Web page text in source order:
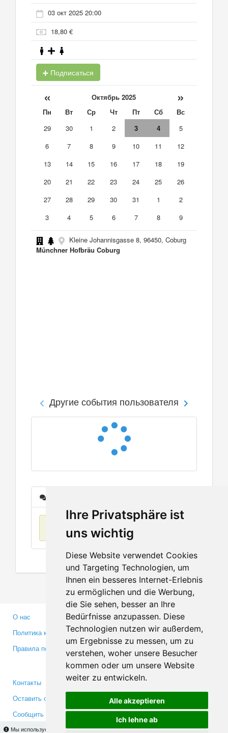
Ihre Privatsphäre ist
uns wichtig
Diese Website verwendet Cookies
und Targeting Technologien, um
Ihnen ein besseres Internet-Erlebnis
zu ermöglichen und die Werbung,
die Sie sehen, besser an Ihre
Bedürfnisse anzupassen. Diese
Technologien nutzen wir außerdem,
um Ergebnisse zu messen, um zu
verstehen, woher unsere Besucher
kommen oder um unsere Website
weiter zu entwickeln.
Alle akzeptieren
Ich lehne ab
Мы используем cookies для того, чтобы Вы могли использовать весь функционал
03 окт 2025 20:00
18,80 €
Подписаться
« Октябрь 2025 »
Пн Вт Ср Чт Пт Сб
Вс
29
30 1 2 3 4
5
6
7 8 9 10 11
12
13
14 15 16 17 18
19
20
21 22 23 24 25
26
27
28 29 30 31 1
2
3
4 5 6 7 8 9
Kleine Johannisgasse 8, 96450, Coburg
Münchner Hofbräu Coburg
Другие события пользователя
О нас
Политика конфиденциальности
Правила пользования
Партнерам
Инвесторам
Медиа
Контакты
Оставить отзыв
Сообщить об ошибке
Facebook
Twitter
YouTube
Google+